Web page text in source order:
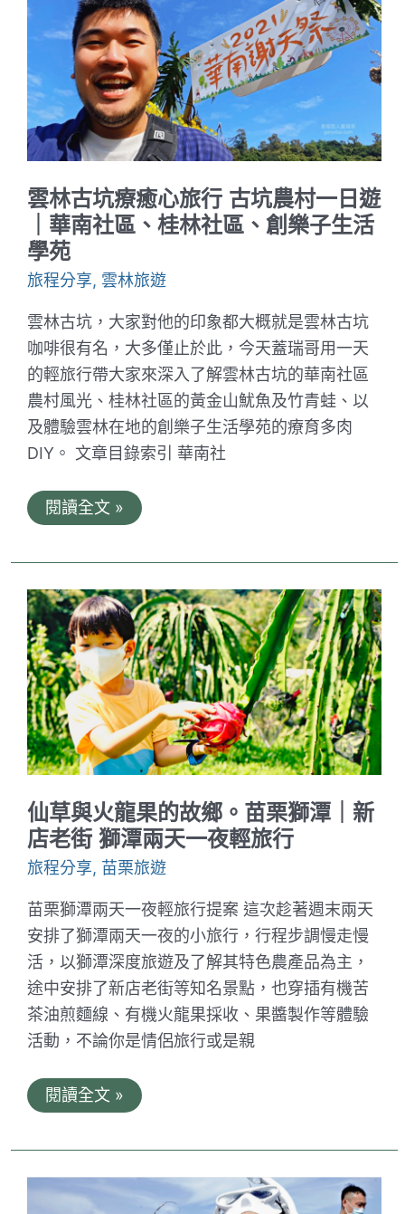
旅
行、
塗
社
區
一
日
｜
橙
色
農
作
休
閒
園、
林
內
教
芋
部、
田
園
秘
境、
某
卡
多
場、
北
卡
好
社
區
雲林古坑療癒心旅行 古坑農村一日遊
｜華南社區、桂林社區、創樂子生活
學苑
旅程分享, 雲林旅遊
雲林古坑，大家對他的印象都大概就是雲林古坑
咖啡很有名，大多僅止於此，今天蓋瑞哥用一天
的輕旅行帶大家來深入了解雲林古坑的華南社區
農村風光、桂林社區的黃金山魷魚及竹青蛙、以
及體驗雲林在地的創樂子生活學苑的療育多肉
DIY。 文章目錄索引 華南社
雲
林
癒
心
旅
行
古
坑
農
村
一
日
遊
｜
南
社
區、
桂
林
社
區、
創
樂
子
生
活
學
苑
閱讀全文 »
仙草與火龍果的故鄉。苗栗獅潭｜新
店老街 獅潭兩天一夜輕旅行
旅程分享, 苗栗旅遊
苗栗獅潭兩天一夜輕旅行提案 這次趁著週末兩天
安排了獅潭兩天一夜的小旅行，行程步調慢走慢
活，以獅潭深度旅遊及了解其特色農產品為主，
途中安排了新店老街等知名景點，也穿插有機苦
茶油煎麵線、有機火龍果採收、果醬製作等體驗
活動，不論你是情侶旅行或是親
仙
草
果
的
閱讀全文 »